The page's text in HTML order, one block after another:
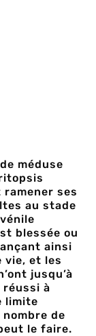
méduse
ses
au stade
blessée ou
ainsi
vie, et les
jusqu’à
réussi à
limite
de
le faire.